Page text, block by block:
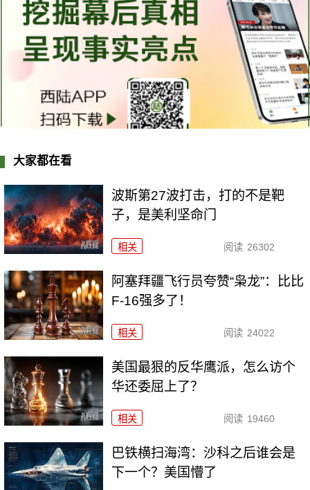
大家都在看
波斯第27波打击，打的不是靶
子，是美利坚命门
相关 阅读 26302
阿塞拜疆飞行员夸赞“枭龙”：比比
F-16强多了！
相关 阅读 24022
美国最狠的反华鹰派，怎么访个
华还委屈上了？
相关 阅读 19460
巴铁横扫海湾：沙科之后谁会是
下一个？美国懵了